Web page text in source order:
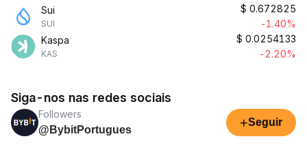
Sui
SUI
$ 0.672825
-1.40%
Kaspa
KAS
$ 0.0254133
-2.20%
Siga-nos nas redes sociais
Followers
@BybitPortugues
+Seguir